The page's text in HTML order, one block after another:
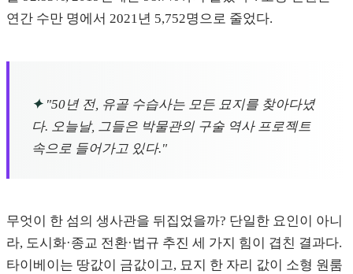
연간 수만 명에서 2021년 5,752명으로 줄었다.
✦"50년 전, 유골 수습사는 모든 묘지를 찾아다녔
다. 오늘날, 그들은 박물관의 구술 역사 프로젝트
속으로 들어가고 있다."
무엇이 한 섬의 생사관을 뒤집었을까? 단일한 요인이 아니
라, 도시화·종교 전환·법규 추진 세 가지 힘이 겹친 결과다.
타이베이는 땅값이 금값이고, 묘지 한 자리 값이 소형 원룸